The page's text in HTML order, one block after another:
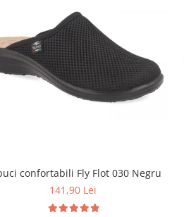
confortabili Fly Flot 030 Negru
141,90 Lei